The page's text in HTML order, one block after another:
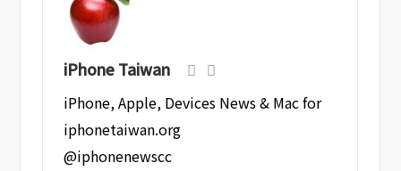
iPhone Taiwan
iPhone, Apple, Devices News & Mac for
iphonetaiwan.org
@iphonenewscc